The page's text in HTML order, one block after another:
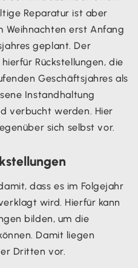
Reparatur ist aber
Weihnachten erst Anfang
geplant. Der
Rückstellungen, die
Geschäftsjahres als
Instandhaltung
verbucht werden. Hier
sich selbst vor.
dass es im Folgejahr
wird. Hierfür kann
bilden, um die
Damit liegen
Dritten vor.